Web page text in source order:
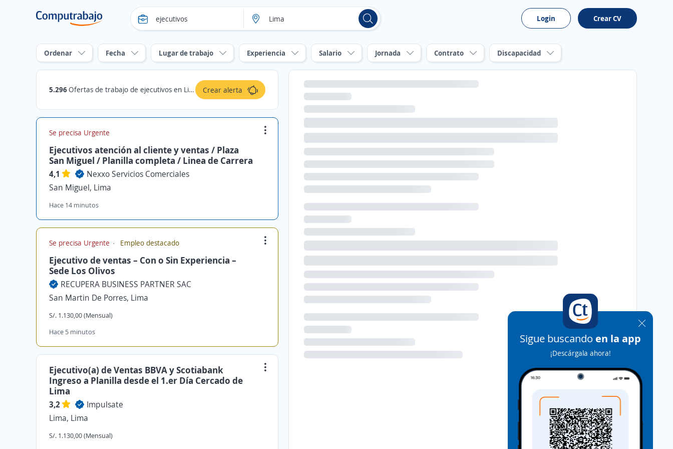
Login Crear CV
Ordenar Fecha Lugar de trabajo Experiencia Salario Jornada Contrato Discapacidad
5.296Ofertas de trabajo de ejecutivos en Lima Crear alerta
Se precisa Urgente
Ejecutivos atención al cliente y ventas / Plaza
San Miguel / Planilla completa / Linea de Carrera
4,1
Nexxo Servicios Comerciales
San Miguel, Lima
Hace 14 minutos
Se precisa Urgente Empleo destacado
Ejecutivo de ventas – Con o Sin Experiencia –
Sede Los Olivos
RECUPERA BUSINESS PARTNER SAC
San Martin De Porres, Lima
S/. 1.130,00 (Mensual)
Hace 5 minutos
Ejecutivo(a) de Ventas BBVA y Scotiabank
Ingreso a Planilla desde el 1.er Día Cercado de
Lima
3,2
Impulsate
Lima, Lima
S/. 1.130,00 (Mensual)
Sigue buscando en la app
¡Descárgala ahora!